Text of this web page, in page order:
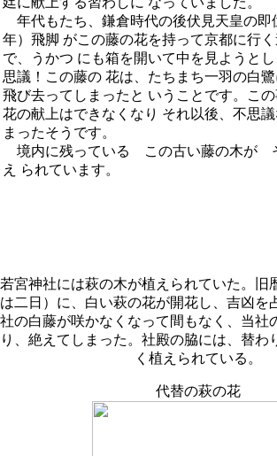
年代もたち、鎌倉時代の後伏見天皇の即
年）飛脚 がこの藤の花を持って京都に行
で、うかつ にも箱を開いて中を見ようと
思議！この藤の 花は、たちまち一羽の白
飛び去ってしまったと いうことです。こ
花の献上はできなくなり それ以後、不思
まったそうです。
境内に残っている この古い藤の木が
え られています。
若宮神社には萩の木が植えられていた。旧
は二日）に、白い萩の花が開花し、吉凶を
社の白藤が咲かなくなって間もなく、当社
り、絶えてしまった。社殿の脇には、替わ
く植えられている。
代替の萩の花